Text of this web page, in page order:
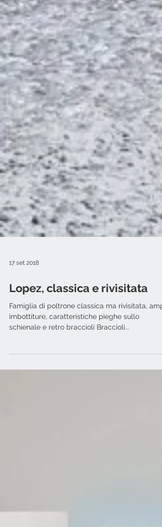
Lopez, classica e rivisitata
imbottiture, caratteristiche pieghe sullo